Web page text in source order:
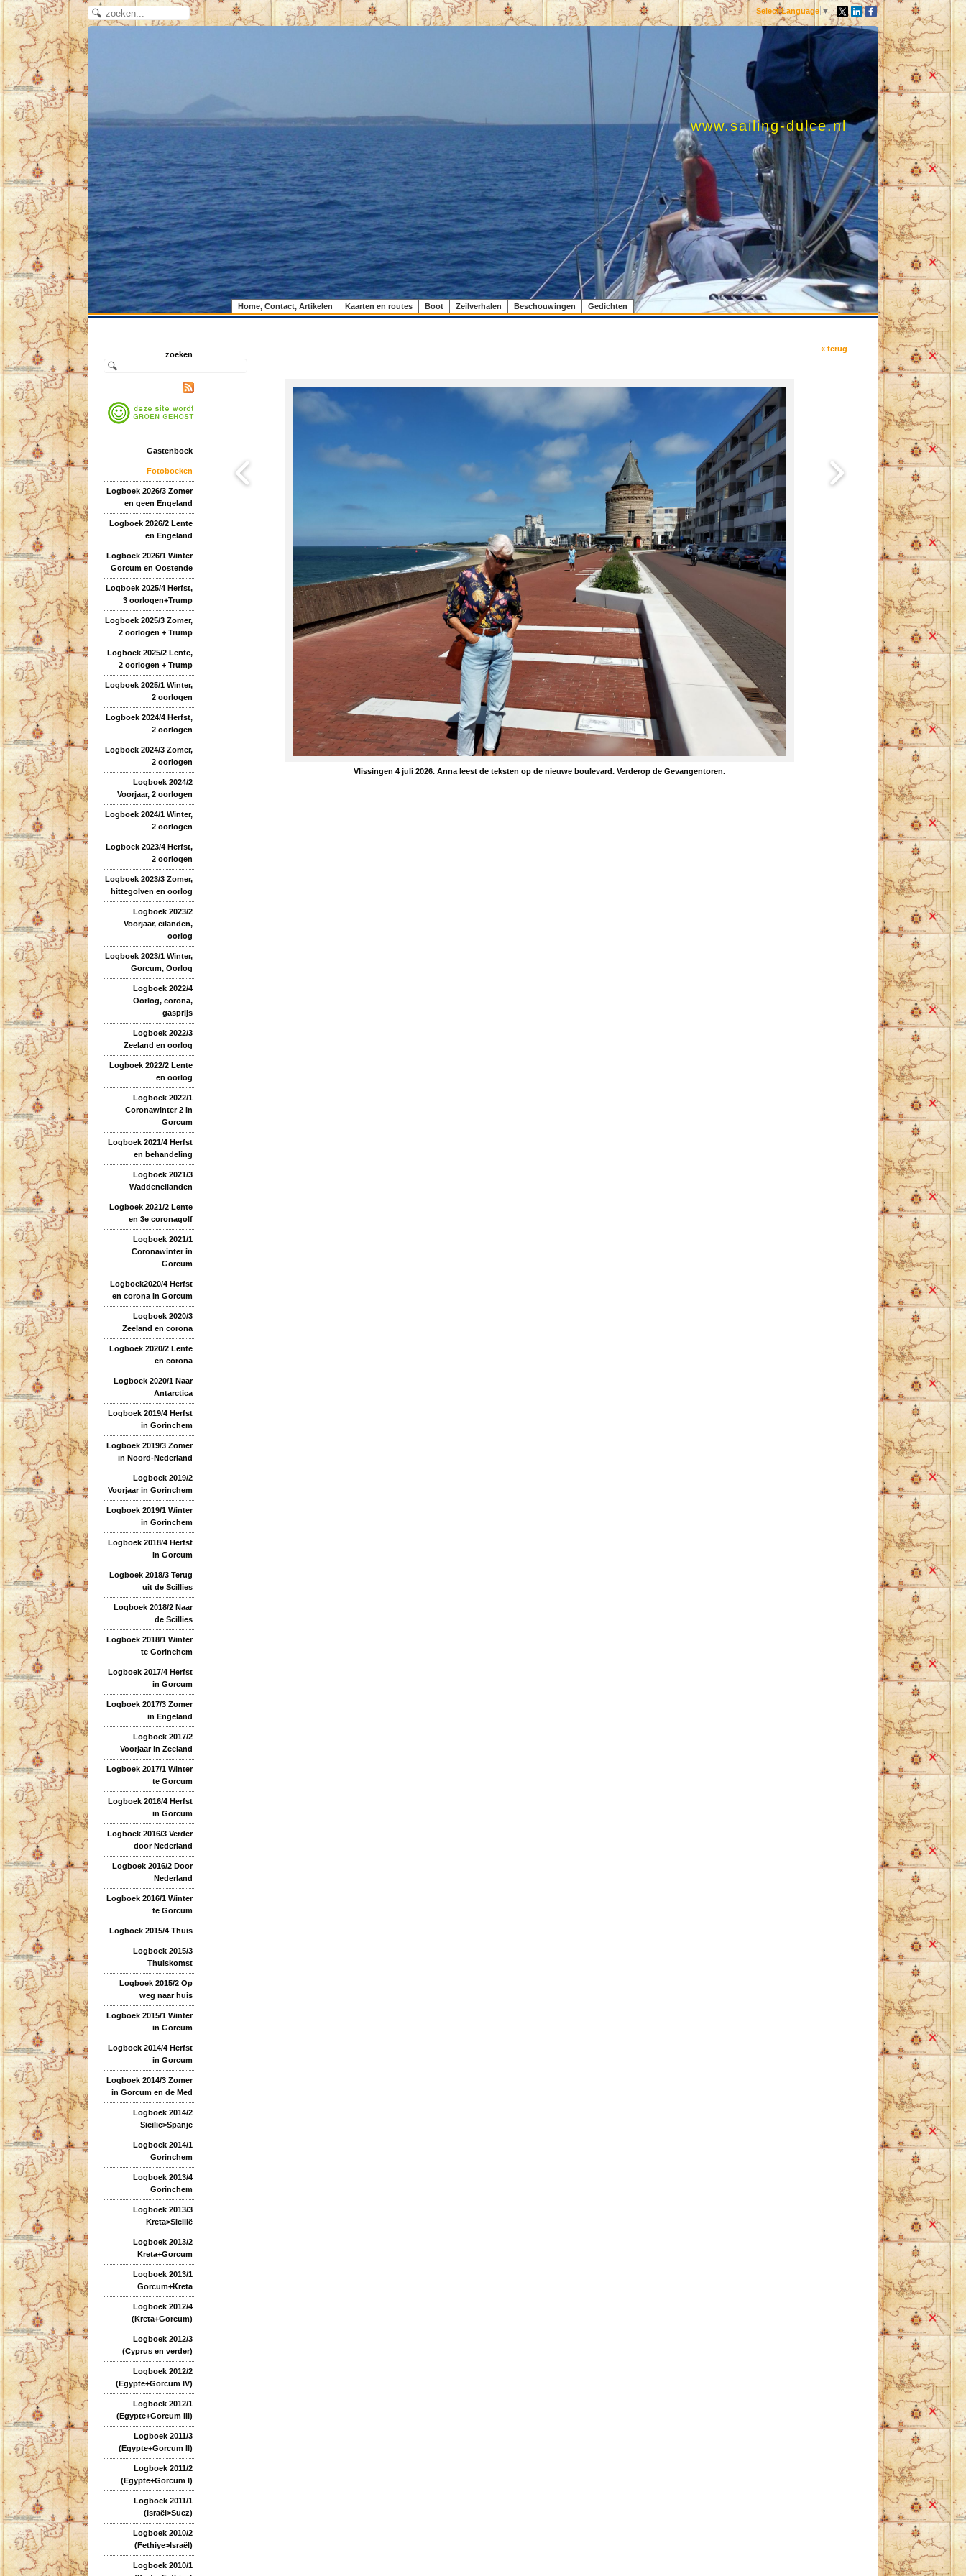
Select Language ▼
www.sailing-dulce.nl
Home, Contact, Artikelen Kaarten en routes Boot Zeilverhalen Beschouwingen Gedichten
zoeken
Gastenboek
Fotoboeken
Logboek 2026/3 Zomer
en geen Engeland
Logboek 2026/2 Lente
en Engeland
Logboek 2026/1 Winter
Gorcum en Oostende
Logboek 2025/4 Herfst,
3 oorlogen+Trump
Logboek 2025/3 Zomer,
2 oorlogen + Trump
Logboek 2025/2 Lente,
2 oorlogen + Trump
Logboek 2025/1 Winter,
2 oorlogen
Logboek 2024/4 Herfst,
2 oorlogen
Logboek 2024/3 Zomer,
2 oorlogen
Logboek 2024/2
Voorjaar, 2 oorlogen
Logboek 2024/1 Winter,
2 oorlogen
Logboek 2023/4 Herfst,
2 oorlogen
Logboek 2023/3 Zomer,
hittegolven en oorlog
Logboek 2023/2
Voorjaar, eilanden,
oorlog
Logboek 2023/1 Winter,
Gorcum, Oorlog
Logboek 2022/4
Oorlog, corona,
gasprijs
Logboek 2022/3
Zeeland en oorlog
Logboek 2022/2 Lente
en oorlog
Logboek 2022/1
Coronawinter 2 in
Gorcum
Logboek 2021/4 Herfst
en behandeling
Logboek 2021/3
Waddeneilanden
Logboek 2021/2 Lente
en 3e coronagolf
Logboek 2021/1
Coronawinter in
Gorcum
Logboek2020/4 Herfst
en corona in Gorcum
Logboek 2020/3
Zeeland en corona
Logboek 2020/2 Lente
en corona
Logboek 2020/1 Naar
Antarctica
Logboek 2019/4 Herfst
in Gorinchem
Logboek 2019/3 Zomer
in Noord-Nederland
Logboek 2019/2
Voorjaar in Gorinchem
Logboek 2019/1 Winter
in Gorinchem
Logboek 2018/4 Herfst
in Gorcum
Logboek 2018/3 Terug
uit de Scillies
Logboek 2018/2 Naar
de Scillies
Logboek 2018/1 Winter
te Gorinchem
Logboek 2017/4 Herfst
in Gorcum
Logboek 2017/3 Zomer
in Engeland
Logboek 2017/2
Voorjaar in Zeeland
Logboek 2017/1 Winter
te Gorcum
Logboek 2016/4 Herfst
in Gorcum
Logboek 2016/3 Verder
door Nederland
Logboek 2016/2 Door
Nederland
Logboek 2016/1 Winter
te Gorcum
Logboek 2015/4 Thuis
Logboek 2015/3
Thuiskomst
Logboek 2015/2 Op
weg naar huis
Logboek 2015/1 Winter
in Gorcum
Logboek 2014/4 Herfst
in Gorcum
Logboek 2014/3 Zomer
in Gorcum en de Med
Logboek 2014/2
Sicilië>Spanje
Logboek 2014/1
Gorinchem
Logboek 2013/4
Gorinchem
Logboek 2013/3
Kreta>Sicilië
Logboek 2013/2
Kreta+Gorcum
Logboek 2013/1
Gorcum+Kreta
Logboek 2012/4
(Kreta+Gorcum)
Logboek 2012/3
(Cyprus en verder)
Logboek 2012/2
(Egypte+Gorcum IV)
Logboek 2012/1
(Egypte+Gorcum III)
Logboek 2011/3
(Egypte+Gorcum II)
Logboek 2011/2
(Egypte+Gorcum I)
Logboek 2011/1
(Israël>Suez)
Logboek 2010/2
(Fethiye>Israël)
Logboek 2010/1
« terug
Vlissingen 4 juli 2026. Anna leest de teksten op de nieuwe boulevard. Verderop de Gevangentoren.